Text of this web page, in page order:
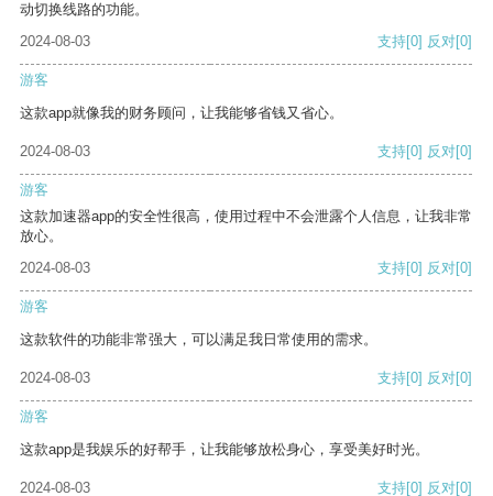
动切换线路的功能。
2024-08-03
支持[0] 反对[0]
游客
这款app就像我的财务顾问，让我能够省钱又省心。
2024-08-03 支持[0] 反对[0]
游客
这款加速器app的安全性很高，使用过程中不会泄露个人信息，让我非常
放心。
2024-08-03
支持[0] 反对[0]
游客
这款软件的功能非常强大，可以满足我日常使用的需求。
2024-08-03 支持[0] 反对[0]
游客
这款app是我娱乐的好帮手，让我能够放松身心，享受美好时光。
2024-08-03 支持[0] 反对[0]